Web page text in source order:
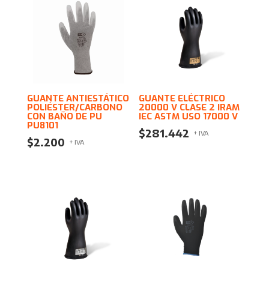
GUANTE ANTIESTÁTICO
POLIÉSTER/CARBONO
CON BAÑO DE PU
PU8101
$2.200 + IVA
GUANTE ELÉCTRICO
20000 V CLASE 2 IRAM
IEC ASTM USO 17000 V
$281.442 + IVA